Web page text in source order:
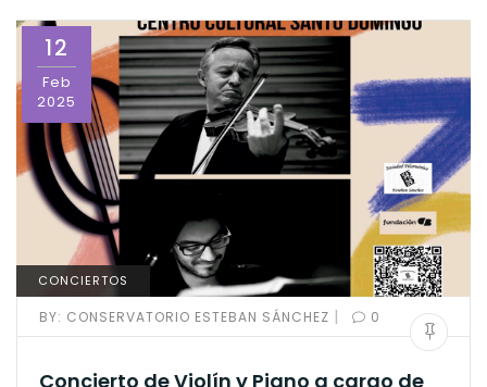
12
Feb
2025
CONCIERTOS
BY: CONSERVATORIO ESTEBAN SÁNCHEZ | 0
Concierto de Violín y Piano a cargo de